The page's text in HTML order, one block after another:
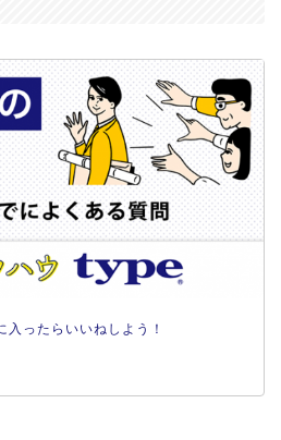
入ったらいいねしよう！